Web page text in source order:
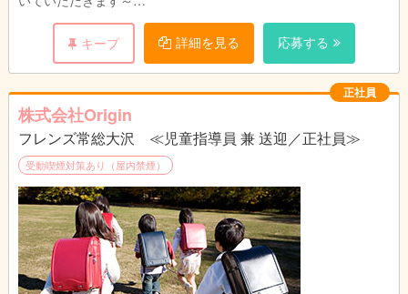
管理者の方には、療育を行っていくに当たり、児童だけでなく保
護者の方ともしっかり話し合い、児童一人一人が希望や目標に向
かって一歩一歩進んでいけるような療育を行っていただきます。
子供たちが社会の中で戸惑わないよう、コミュニケーションの幅
を広げられるようご尽力いただくお仕事です。
また、児童たちがいない時間は教育運営のための事務作業や、近
隣の学校、保育園・幼稚園等への営業活動を行っていただきま
す。事務作業は簡単な操作なので、基礎的なPCの知識があれば
大丈夫です。営業活動では、SNSへの掲載やチラシ配り等、積極
的に活動していただきます。
キープ 詳細を見る 応募する
正社員
株式会社Origin
フレンズ常総大沢 ≪児童指導員 兼 送迎／正社員≫
受動喫煙対策あり（屋内禁煙）